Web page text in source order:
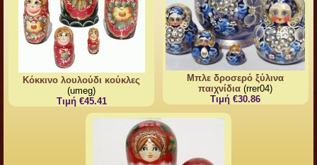
Κόκκινο λουλούδι κούκλες
(umeg)
Τιμή €45.41
Μπλε δροσερό ξύλινα
παιχνίδια (rrer04)
Τιμή €30.86